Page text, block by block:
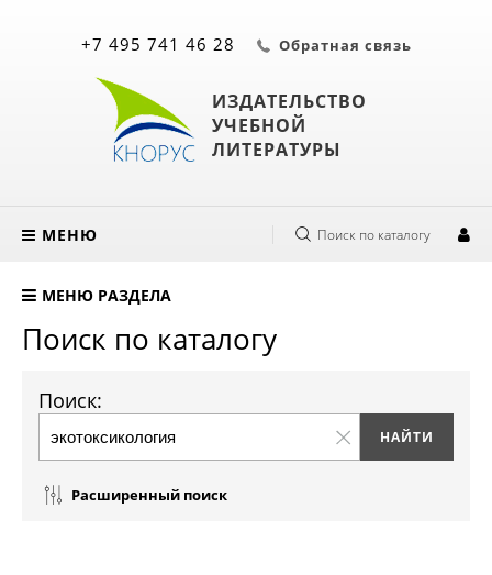
ИЗДАТЕЛЬСТВО
УЧЕБНОЙ
ЛИТЕРАТУРЫ
+7 495 741 46 28 Обратная связь
МЕНЮ Поиск по каталогу
МЕНЮ РАЗДЕЛА
Поиск по каталогу
Поиск:
Расширенный поиск